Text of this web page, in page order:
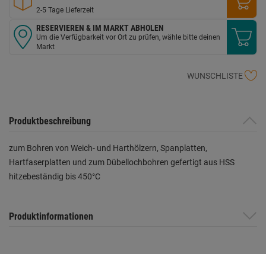
2-5 Tage Lieferzeit
RESERVIEREN & IM MARKT ABHOLEN
Um die Verfügbarkeit vor Ort zu prüfen, wähle bitte deinen
Markt
WUNSCHLISTE
Produktbeschreibung
zum Bohren von Weich- und Harthölzern, Spanplatten,
Hartfaserplatten und zum Dübellochbohren gefertigt aus HSS
hitzebeständig bis 450°C
Produktinformationen